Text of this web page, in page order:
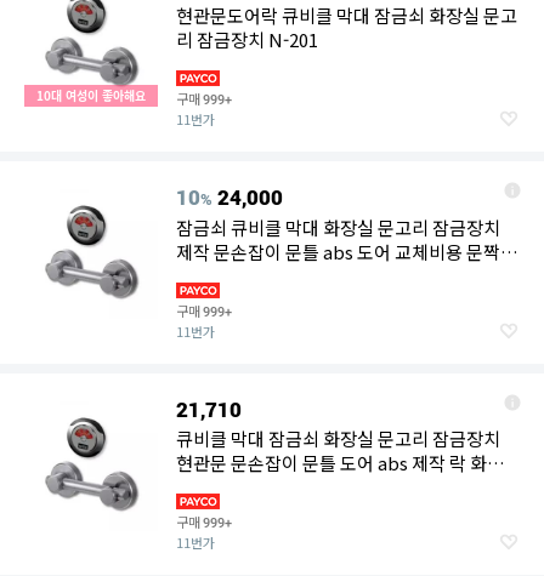
10대 여성이 좋아해요
현관문도어락 큐비클 막대 잠금쇠 화장실 문고
리 잠금장치 N-201
구매999+
11번가
10% 24,000
잠금쇠 큐비클 막대 화장실 문고리 잠금장치
제작 문손잡이 문틀 abs 도어 교체비용 문짝
구매999+
11번가
21,710
큐비클 막대 잠금쇠 화장실 문고리 잠금장치
현관문 문손잡이 문틀 도어 abs 제작 락 화장
구매999+
11번가